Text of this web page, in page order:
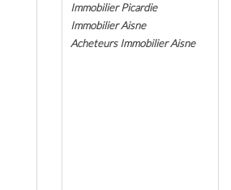
Immobilier Picardie
Immobilier Aisne
Acheteurs Immobilier Aisne